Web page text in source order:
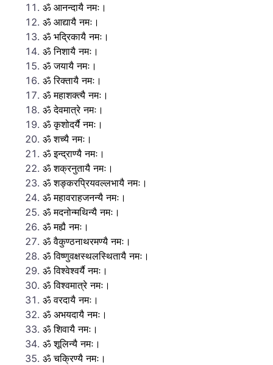
ॐ आनन्दायै नमः।
ॐ आद्यायै नमः।
ॐ भद्रिकायै नमः।
ॐ निशायै नमः।
ॐ जयायै नमः।
ॐ रिक्तायै नमः।
ॐ महाशक्त्यै नमः।
ॐ देवमात्रे नमः।
ॐ कृशोदर्यै नमः।
ॐ शच्यै नमः।
ॐ इन्द्राण्यै नमः।
ॐ शक्रनुतायै नमः।
ॐ शङ्करप्रियवल्लभायै नमः।
ॐ महावराहजनन्यै नमः।
ॐ मदनोन्मथिन्यै नमः।
ॐ मह्यै नमः।
ॐ वैकुण्ठनाथरमण्यै नमः।
ॐ विष्णुवक्षस्थलस्थितायै नमः।
ॐ विश्वेश्वर्यै नमः।
ॐ विश्वमात्रे नमः।
ॐ वरदायै नमः।
ॐ अभयदायै नमः।
ॐ शिवायै नमः।
ॐ शूलिन्यै नमः।
ॐ चक्रिण्यै नमः।